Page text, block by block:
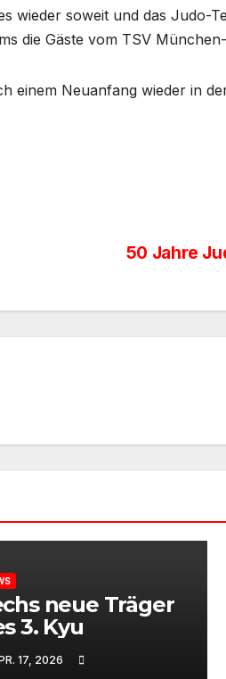
wieder soweit und das Judo-
die Gäste vom TSV
einem Neuanfang wieder in
50 Jahre
neue Träger
3. Kyu
17, 2026